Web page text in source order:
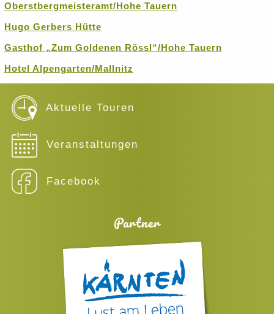
Oberstbergmeisteramt/Hohe Tauern
Hugo Gerbers Hütte
Gasthof „Zum Goldenen Rössl“/Hohe Tauern
Hotel Alpengarten/Mallnitz
Aktuelle Touren
Veranstaltungen
Facebook
Partner